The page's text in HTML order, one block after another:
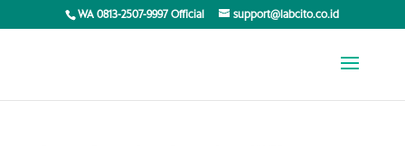
WA 0813-2507-9997 Official support@labcito.co.id